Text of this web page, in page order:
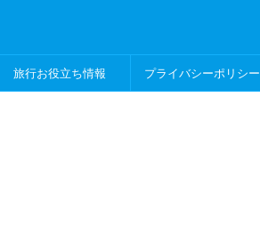
旅行お役立ち情報 プライバシーポリシー